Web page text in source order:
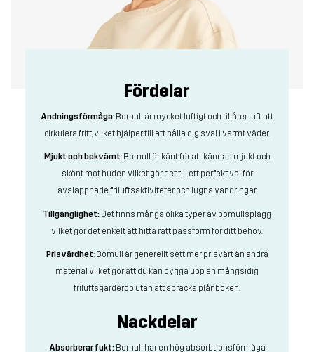
Fördelar
Andningsförmåga: Bomull är mycket luftigt och tillåter luft att
cirkulera fritt, vilket hjälper till att hålla dig sval i varmt väder.
Mjukt och bekvämt: Bomull är känt för att kännas mjukt och
skönt mot huden vilket gör det till ett perfekt val för
avslappnade friluftsaktiviteter och lugna vandringar.
Tillgänglighet: Det finns många olika typer av bomullsplagg
vilket gör det enkelt att hitta rätt passform för ditt behov.
Prisvärdhet: Bomull är generellt sett mer prisvärt än andra
material vilket gör att du kan bygga upp en mångsidig
friluftsgarderob utan att spräcka plånboken.
Nackdelar
Absorberar fukt:Bomull har en hög absorbtionsförmåga